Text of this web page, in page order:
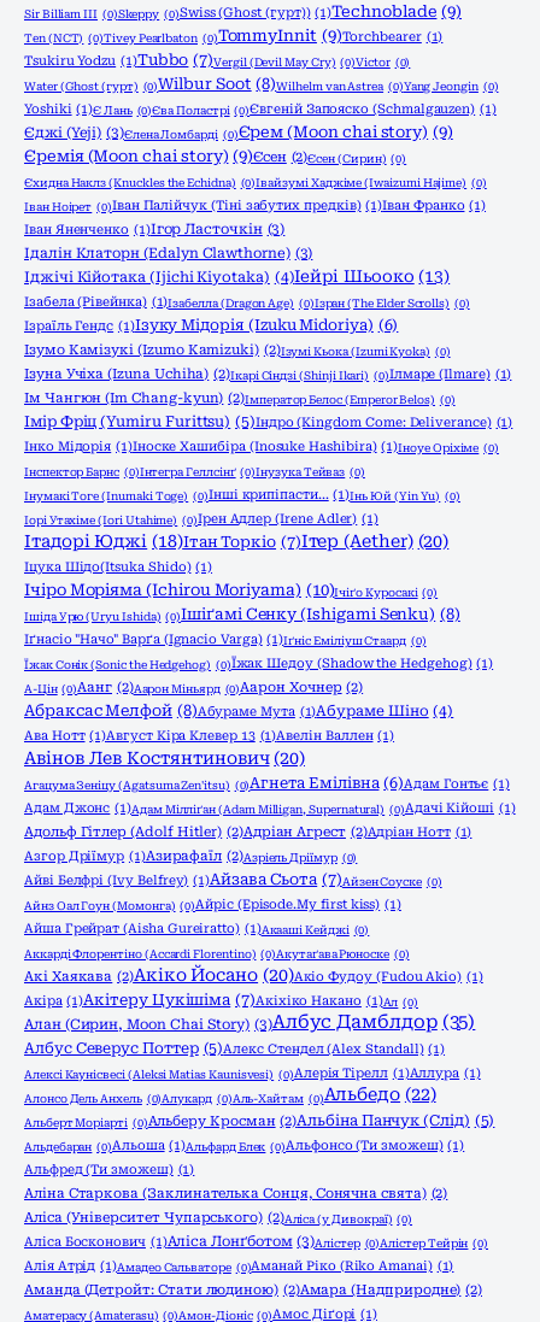
Sir Billiam III (0)Skeppy (0)Swiss (Ghost (гурт)) (1)Technoblade (9)
Ten (NCT) (0)Tivey Pearlbaton (0)TommyInnit (9)Torchbearer (1)
Tsukiru Yodzu (1)Tubbo (7)Vergil (Devil May Cry) (0)Victor (0)
Water (Ghost (гурт) (0)Wilbur Soot (8)Wilhelm van Astrea (0)Yang Jeongin (0)
Yoshiki (1)Є Лань (0)Єва Поластрі (0)Євгеній Запояско (Schmalgauzen) (1)
Єджі (Yeji) (3)Єлена Ломбарді (0)Єрем (Moon chai story) (9)
Єремія (Moon chai story) (9)Єсен (2)Єсен (Сирин) (0)
Єхидна Наклз (Knuckles the Echidna) (0)Івайзумі Хаджіме (Iwaizumi Hajime) (0)
Іван Ноірет (0)Іван Палійчук (Тіні забутих предків) (1)Іван Франко (1)
Іван Яненченко (1)Ігор Ласточкін (3)
Ідалін Клаторн (Edalyn Clawthorne) (3)
Іджічі Кійотака (Ijichi Kiyotaka) (4)Іейрі Шьооко (13)
Ізабела (Рівейнка) (1)Ізабелла (Dragon Age) (0)Ізран (The Elder Scrolls) (0)
Ізраїль Гендс (1)Ізуку Мідорія (Izuku Midoriya) (6)
Ізумо Камізукі (Izumo Kamizuki) (2)Ізумі Кьока (Izumi Kyoka) (0)
Ізуна Учіха (Izuna Uchiha) (2)Ікарі Сіндзі (Shinji Ikari) (0)Ілмаре (Ilmare) (1)
Ім Чангюн (Im Chang-kyun) (2)Імператор Белос (Emperor Belos) (0)
Імір Фріц (Yumiru Furittsu) (5)Індро (Kingdom Come: Deliverance) (1)
Інко Мідорія (1)Іноске Хашибіра (Inosuke Hashibira) (1)Іноуе Оріхіме (0)
Інспектор Барнс (0)Інтегра Геллсінґ (0)Інузука Тейваз (0)
Інумакі Тоге (Inumaki Toge) (0)Інші крипіпасти... (1)Інь Юй (Yin Yu) (0)
Іорі Утахіме (Iori Utahime) (0)Ірен Адлер (Irene Adler) (1)
Ітадорі Юджі (18)Ітан Торкіо (7)Ітер (Aether) (20)
Іцука Шідо(Itsuka Shido) (1)
Ічіро Моріяма (Ichirou Moriyama) (10)Ічіґо Куросакі (0)
Ішіда Урю (Uryu Ishida) (0)Ішіґамі Сенку (Ishigami Senku) (8)
Іґнасіо "Начо" Варґа (Ignacio Varga) (1)Іґніс Еміліуш Стаард (0)
Їжак Сонік (Sonic the Hedgehog) (0)Їжак Шедоу (Shadow the Hedgehog) (1)
А-Цін (0)Аанг (2)Аарон Міньярд (0)Аарон Хочнер (2)
Абраксас Мелфой (8)Абураме Мута (1)Абураме Шіно (4)
Ава Нотт (1)Август Кіра Клевер 13 (1)Авелін Валлен (1)
Авінов Лев Костянтинович (20)
Агацума Зеніцу (Agatsuma Zen'itsu) (0)Агнета Емілівна (6)Адам Гонтьє (1)
Адам Джонс (1)Адам Мілліґан (Adam Milligan, Supernatural) (0)Адачі Кійоші (1)
Адольф Гітлер (Adolf Hitler) (2)Адріан Агрест (2)Адріан Нотт (1)
Азгор Дріїмур (1)Азирафаїл (2)Азріель Дріїмур (0)
Айві Белфрі (Ivy Belfrey) (1)Айзава Сьота (7)Айзен Соуске (0)
Айнз Оал Гоун (Момонга) (0)Айріс (Episode.My first kiss) (1)
Айша Грейрат (Aisha Gureiratto) (1)Акааші Кейджі (0)
Аккарді Флорентіно (Accardi Florentino) (0)Акутаґава Рюноске (0)
Акі Хаякава (2)Акіко Йосано (20)Акіо Фудоу (Fudou Akio) (1)
Акіра (1)Акітеру Цукішіма (7)Акіхіко Накано (1)Ал (0)
Алан (Сирин, Moon Chai Story) (3)Албус Дамблдор (35)
Албус Северус Поттер (5)Алекс Стендел (Alex Standall) (1)
Алексі Каунісвесі (Aleksi Matias Kaunisvesi) (0)Алерія Тірелл (1)Аллура (1)
Алонсо Дель Анхель (0)Алукард (0)Аль-Хайтам (0)Альбедо (22)
Альберт Моріарті (0)Альберу Кросман (2)Альбіна Панчук (Слід) (5)
Альдебаран (0)Альоша (1)Альфард Блек (0)Альфонсо (Ти зможеш) (1)
Альфред (Ти зможеш) (1)
Аліна Старкова (Заклинателька Сонця, Сонячна свята) (2)
Аліса (Університет Чупарського) (2)Аліса (у Дивокраї) (0)
Аліса Босконович (1)Аліса Лонґботом (3)Алістер (0)Алістер Тейрін (0)
Алія Атрід (1)Амадео Сальваторе (0)Аманай Ріко (Riko Amanai) (1)
Аманда (Детройт: Стати людиною) (2)Амара (Надприродне) (2)
Аматерасу (Amaterasu) (0)Амон-Діоніс (0)Амос Діґорі (1)